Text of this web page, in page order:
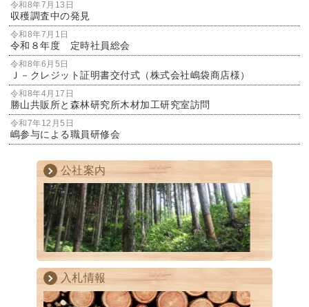
令和8年7月13日
収穫調査中の発見
令和8年7月1日
令和８年度 定時社員総会
令和8年6月5日
Ｊ－クレジット証明書交付式（株式会社嶋袋商店様）
令和8年4月17日
勝山共販所と森林研究所木材加工研究室訪問
令和7年12月5日
嶋参与による職員研修会
公社案内
入札情報